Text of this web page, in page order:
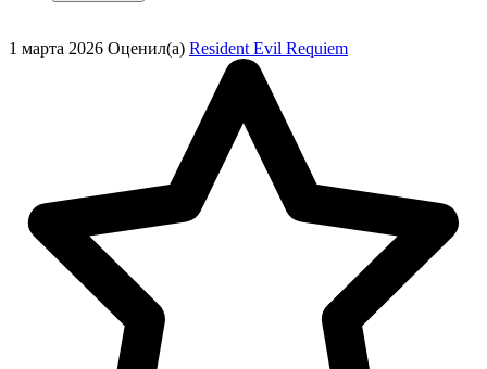
1 марта 2026 Оценил(а) Resident Evil Requiem